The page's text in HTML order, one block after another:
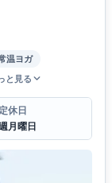
温ヨガ
と見る
定休日
月曜日